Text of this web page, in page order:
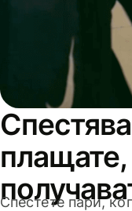
Спестете пари,